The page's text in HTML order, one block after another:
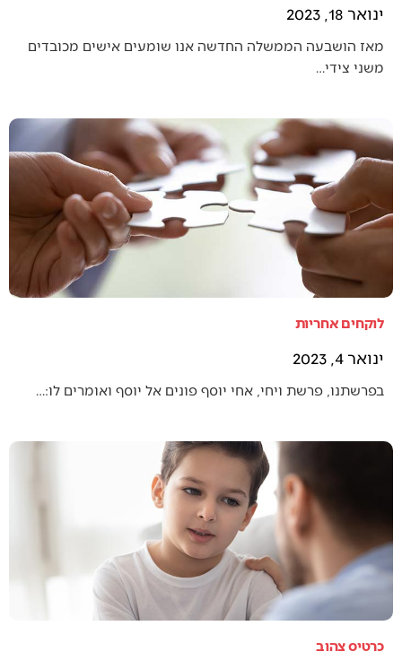
ינואר 18, 2023
מאז הושבעה הממשלה החדשה אנו שומעים אישים מכובדים
משני צידי…
לוקחים אחריות
ינואר 4, 2023
בפרשתנו, פרשת ויחי, אחי יוסף פונים אל יוסף ואומרים לו:…
כרטיס צהוב